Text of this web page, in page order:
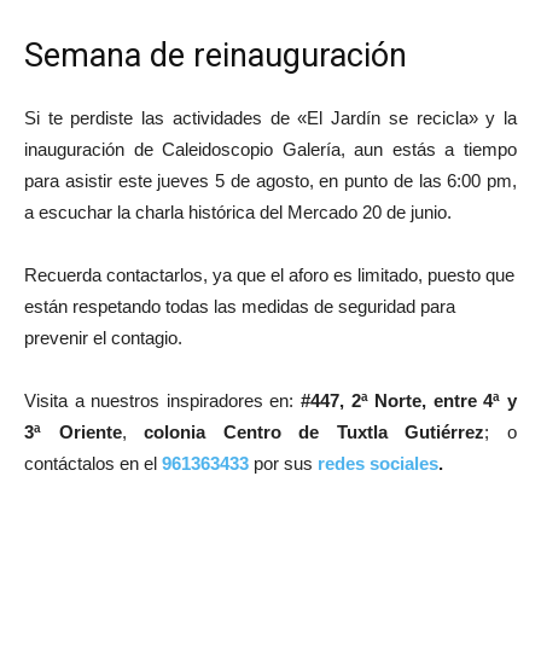
Semana de reinauguración
Si te perdiste las actividades de «El Jardín se recicla» y la
inauguración de Caleidoscopio Galería, aun estás a tiempo
para asistir este jueves 5 de agosto, en punto de las 6:00 pm,
a escuchar la charla histórica del Mercado 20 de junio.
Recuerda contactarlos, ya que el aforo es limitado, puesto que
están respetando todas las medidas de seguridad para
prevenir el contagio.
Visita a nuestros inspiradores en: #447, 2ª Norte, entre 4ª y
3ª Oriente,colonia Centro de Tuxtla Gutiérrez; o
contáctalos en el 961363433 por sus redes sociales.